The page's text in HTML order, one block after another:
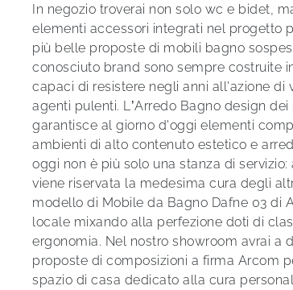
In negozio troverai non solo wc e bidet,
elementi accessori integrati nel progetto
più belle proposte di mobili bagno
conosciuto brand sono sempre costruite
capaci di resistere negli anni all'azione di
agenti pulenti. L’Arredo Bagno design
garantisce al giorno d'oggi elementi
ambienti di alto contenuto estetico e
oggi non è più solo una stanza di
viene riservata la medesima cura degli
modello di Mobile da Bagno Dafne 03 di
locale mixando alla perfezione doti di
ergonomia. Nel nostro showroom avrai a
proposte di composizioni a firma Arcom
spazio di casa dedicato alla cura